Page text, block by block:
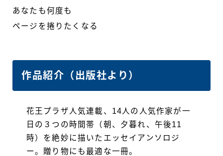
あなたも何度も
ページを捲りたくなる
作品紹介（出版社より）
花王プラザ人気連載、14人の人気作家が一
日の３つの時間帯（朝、夕暮れ、午後11
時）を絶妙に描いたエッセイアンソロジ
ー。贈り物にも最適な一冊。